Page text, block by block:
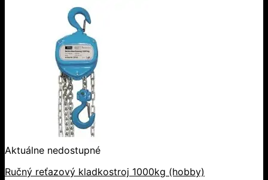
Aktuálne nedostupné
Ručný reťazový kladkostroj 1000kg (hobby)